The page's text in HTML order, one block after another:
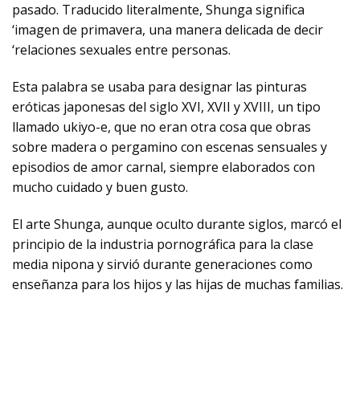
pasado. Traducido literalmente, Shunga significa
‘imagen de primavera, una manera delicada de decir
‘relaciones sexuales entre personas.
Esta palabra se usaba para designar las pinturas
eróticas japonesas del siglo XVI, XVII y XVIII, un tipo
llamado ukiyo-e, que no eran otra cosa que obras
sobre madera o pergamino con escenas sensuales y
episodios de amor carnal, siempre elaborados con
mucho cuidado y buen gusto.
El arte Shunga, aunque oculto durante siglos, marcó el
principio de la industria pornográfica para la clase
media nipona y sirvió durante generaciones como
enseñanza para los hijos y las hijas de muchas familias.